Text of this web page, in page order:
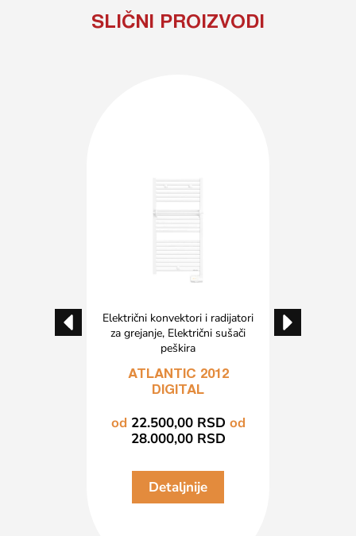
SLIČNI PROIZVODI
Električni konvektori i radijatori
za grejanje, Električni sušači
peškira
ATLANTIC 2012
DIGITAL
od 22.500,00 RSD od
28.000,00 RSD
Detaljnije